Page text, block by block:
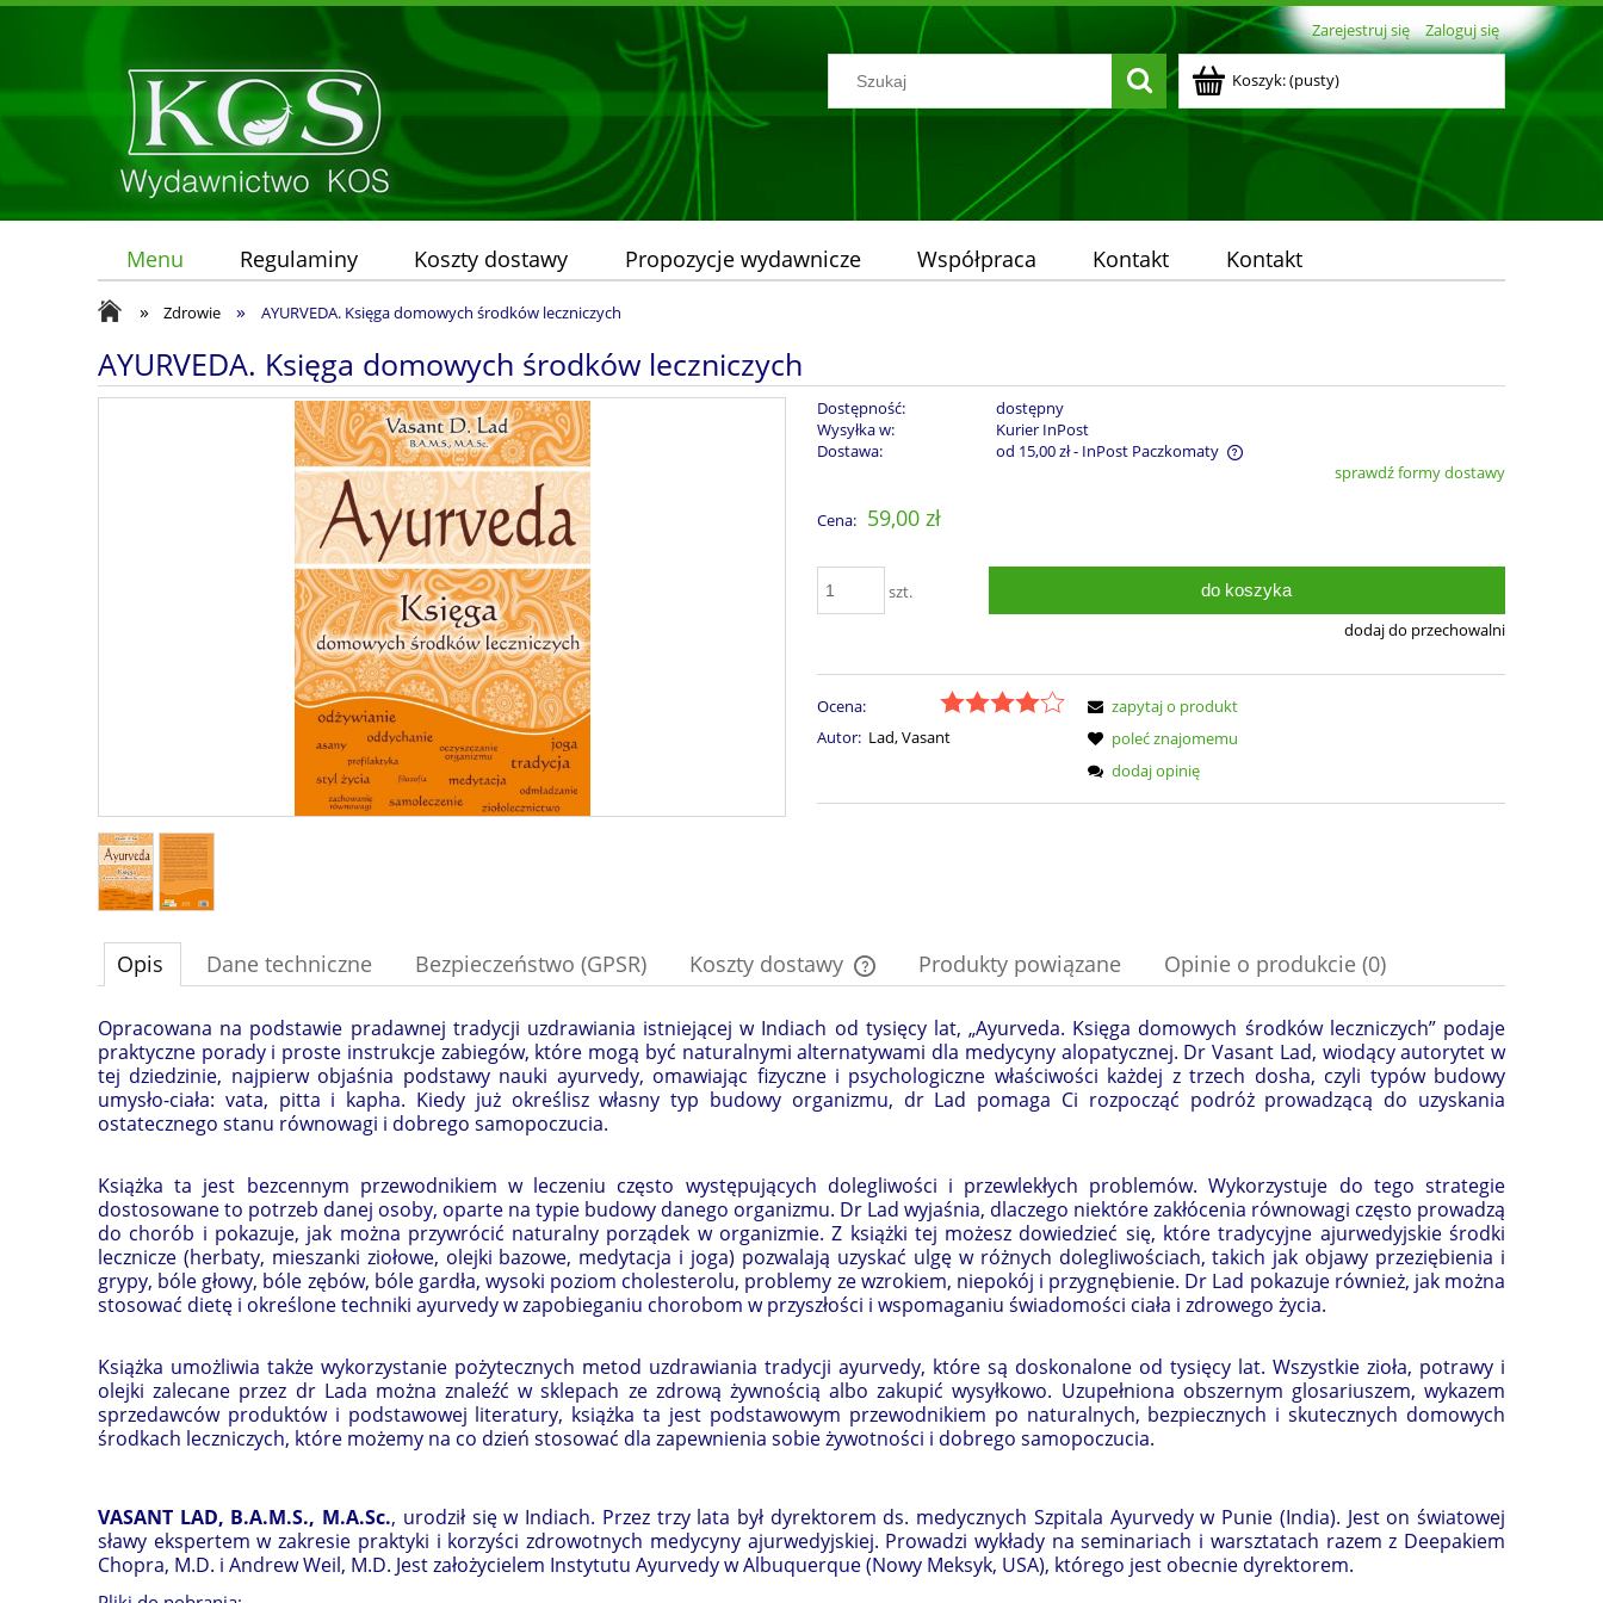
Zarejestruj się Zaloguj się
Koszyk:(pusty)
Menu Regulaminy Koszty dostawy Propozycje wydawnicze Współpraca Kontakt Kontakt
» Zdrowie » AYURVEDA. Księga domowych środków leczniczych
AYURVEDA. Księga domowych środków leczniczych
Dostępność:
dostępny
Wysyłka w:
Kurier InPost
Dostawa:
od 15,00 zł- InPost Paczkomaty
płatności
sprawdź formy dostawy
Cena: 59,00 zł
szt. do koszyka
dodaj do przechowalni
Ocena:
Autor: Lad, Vasant
zapytaj o produkt
poleć znajomemu
dodaj opinię
Opis Dane techniczne Bezpieczeństwo (GPSR) Koszty dostawy
Cena nie zawiera ewentualnych kosztów
płatności
Produkty powiązane Opinie o produkcie (0)
Opracowana na podstawie pradawnej tradycji uzdrawiania istniejącej w Indiach od tysięcy lat, „Ayurveda. Księga domowych środków leczniczych” podaje
praktyczne porady i proste instrukcje zabiegów, które mogą być naturalnymi alternatywami dla medycyny alopatycznej. Dr Vasant Lad, wiodący autorytet w
tej dziedzinie, najpierw objaśnia podstawy nauki ayurvedy, omawiając fizyczne i psychologiczne właściwości każdej z trzech dosha, czyli typów budowy
umysło-ciała: vata, pitta i kapha. Kiedy już określisz własny typ budowy organizmu, dr Lad pomaga Ci rozpocząć podróż prowadzącą do uzyskania
ostatecznego stanu równowagi i dobrego samopoczucia.
Książka ta jest bezcennym przewodnikiem w leczeniu często występujących dolegliwości i przewlekłych problemów. Wykorzystuje do tego strategie
dostosowane to potrzeb danej osoby, oparte na typie budowy danego organizmu. Dr Lad wyjaśnia, dlaczego niektóre zakłócenia równowagi często prowadzą
do chorób i pokazuje, jak można przywrócić naturalny porządek w organizmie. Z książki tej możesz dowiedzieć się, które tradycyjne ajurwedyjskie środki
lecznicze (herbaty, mieszanki ziołowe, olejki bazowe, medytacja i joga) pozwalają uzyskać ulgę w różnych dolegliwościach, takich jak objawy przeziębienia i
grypy, bóle głowy, bóle zębów, bóle gardła, wysoki poziom cholesterolu, problemy ze wzrokiem, niepokój i przygnębienie. Dr Lad pokazuje również, jak można
stosować dietę i określone techniki ayurvedy w zapobieganiu chorobom w przyszłości i wspomaganiu świadomości ciała i zdrowego życia.
Książka umożliwia także wykorzystanie pożytecznych metod uzdrawiania tradycji ayurvedy, które są doskonalone od tysięcy lat. Wszystkie zioła, potrawy i
olejki zalecane przez dr Lada można znaleźć w sklepach ze zdrową żywnością albo zakupić wysyłkowo. Uzupełniona obszernym glosariuszem, wykazem
sprzedawców produktów i podstawowej literatury, książka ta jest podstawowym przewodnikiem po naturalnych, bezpiecznych i skutecznych domowych
środkach leczniczych, które możemy na co dzień stosować dla zapewnienia sobie żywotności i dobrego samopoczucia.
VASANT LAD, B.A.M.S., M.A.Sc., urodził się w Indiach. Przez trzy lata był dyrektorem ds. medycznych Szpitala Ayurvedy w Punie (India). Jest on światowej
sławy ekspertem w zakresie praktyki i korzyści zdrowotnych medycyny ajurwedyjskiej. Prowadzi wykłady na seminariach i warsztatach razem z Deepakiem
Chopra, M.D. i Andrew Weil, M.D. Jest założycielem Instytutu Ayurvedy w Albuquerque (Nowy Meksyk, USA), którego jest obecnie dyrektorem.